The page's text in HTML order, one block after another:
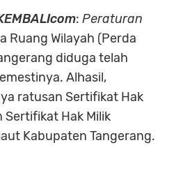
: Peraturan
Ruang Wilayah (Perda
diduga telah
Alhasil,
ratusan Sertifikat Hak
Sertifikat Hak Milik
Kabupaten Tangerang.